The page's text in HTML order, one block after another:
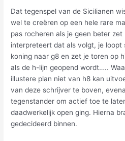
Dat tegenspel van de Sicilianen
wel te creëren op een hele rare
pas rocheren als je geen beter zet
interpreteert dat als volgt, je loopt
koning naar g8 en zet je toren op
als de h-lijn geopend wordt…..
illustere plan niet van h8 kan
van deze schrijver te boven,
tegenstander om actief toe te
daadwerkelijk open ging. Hierna
gedecideerd binnen.